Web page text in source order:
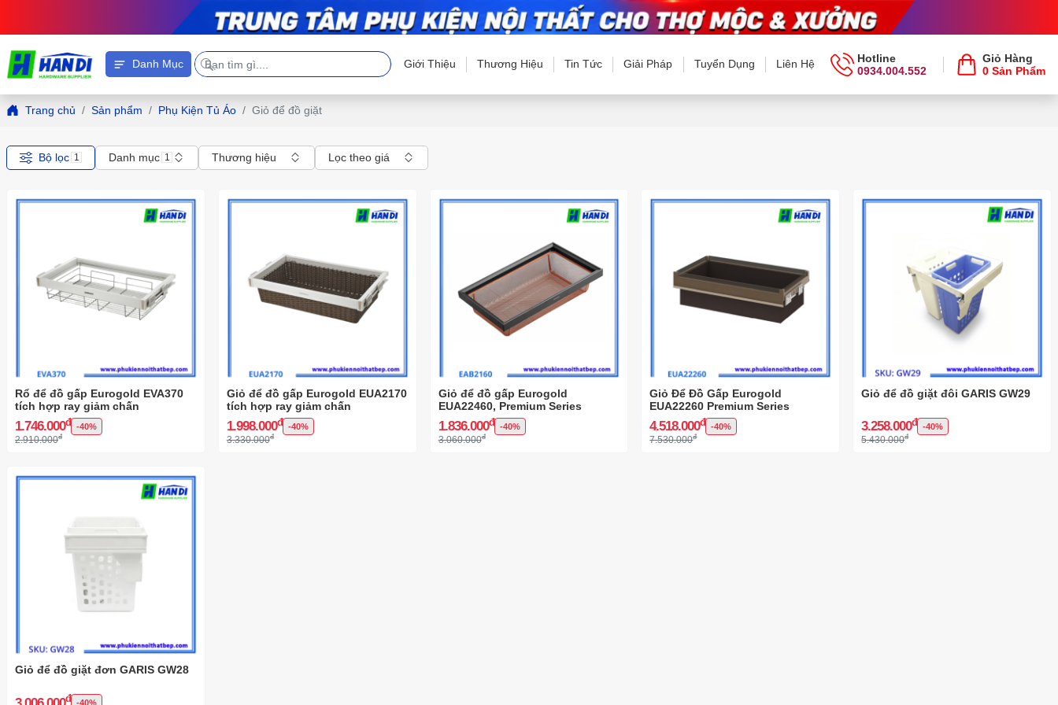
Danh Mục Giới Thiệu Thương Hiệu Tin Tức Giải Pháp Tuyển Dụng Liên Hệ
Hotline
0934.004.552
Giỏ Hàng
0 Sản Phẩm
Trang chủ Sản phẩm Phụ Kiện Tủ Áo Giỏ để đồ giặt
Bộ lọc 1 Danh mục 1 Thương hiệu Lọc theo giá
Rổ để đồ gấp Eurogold EVA370
tích hợp ray giảm chấn
1.746.000đ -40%
2.910.000đ
Giỏ để đồ gấp Eurogold EUA2170
tích hợp ray giảm chấn
1.998.000đ -40%
3.330.000đ
Giỏ để đồ gấp Eurogold
EUA22460, Premium Series
1.836.000đ -40%
3.060.000đ
Giỏ Để Đồ Gấp Eurogold
EUA22260 Premium Series
4.518.000đ -40%
7.530.000đ
Giỏ để đồ giặt đôi GARIS GW29
3.258.000đ -40%
5.430.000đ
Giỏ để đồ giặt đơn GARIS GW28
đ -40%